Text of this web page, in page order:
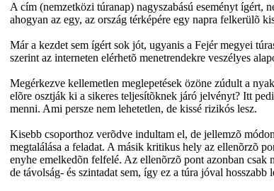
A cím (nemzetközi túranap) nagyszabású eseményt ígért,
ahogyan az egy, az ország térképére egy napra felkerülõ
Már a kezdet sem ígért sok jót, ugyanis a Fejér megyei
szerint az interneten elérhetõ menetrendekre veszélyes
Megérkezve kellemetlen meglepetések özöne zúdult a
elõre osztják ki a sikeres teljesítõknek járó jelvényt? Itt
menni. Ami persze nem lehetetlen, de kissé rizikós lesz.
Kisebb csoporthoz verõdve indultam el, de jellemzõ
megtalálása a feladat. A másik kritikus hely az ellenõrzõ
enyhe emelkedõn felfelé. Az ellenõrzõ pont azonban
de távolság- és szintadat sem, így ez a túra jóval hosszabb